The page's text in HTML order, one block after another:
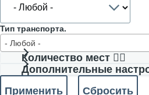
Тип транспорта.
- Любой -
Количество мест 🧍‍♂️
Дополнительные